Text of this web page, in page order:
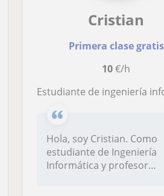
Cristian
Primera clase gratis
10€/h
Estudiante de ingeniería informática con gran pasión por la enseñanza y conocimiento en
Hola, soy Cristian. Como
estudiante de Ingeniería
Informática y profesor